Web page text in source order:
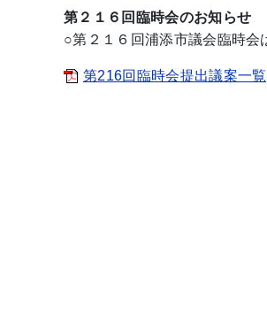
第２１６回臨時会のお知らせ
○第２１６回浦添市議会臨時会
第216回臨時会提出議案一